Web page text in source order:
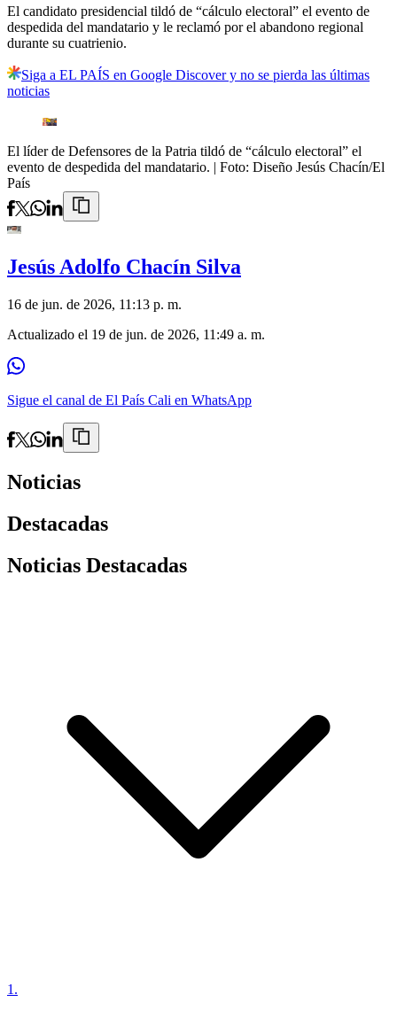
El candidato presidencial tildó de “cálculo electoral” el evento de
despedida del mandatario y le reclamó por el abandono regional
durante su cuatrienio.
Siga a EL PAÍS en Google Discover y no se pierda las últimas
noticias
El líder de Defensores de la Patria tildó de “cálculo electoral” el
evento de despedida del mandatario. | Foto: Diseño Jesús Chacín/El
País
Jesús Adolfo Chacín Silva
16 de jun. de 2026, 11:13 p. m.
Actualizado el 19 de jun. de 2026, 11:49 a. m.
Sigue el canal de El País Cali en WhatsApp
Noticias
Destacadas
Noticias Destacadas
1 .